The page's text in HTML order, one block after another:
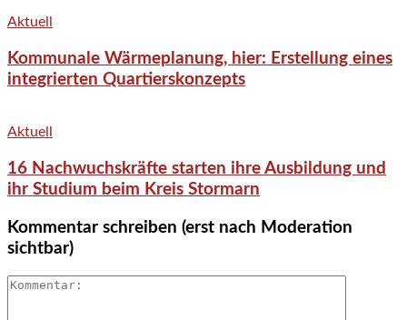
Aktuell
Kommunale Wärmeplanung, hier: Erstellung eines
integrierten Quartierskonzepts
Aktuell
16 Nachwuchskräfte starten ihre Ausbildung und
ihr Studium beim Kreis Stormarn
Kommentar schreiben (erst nach Moderation
sichtbar)